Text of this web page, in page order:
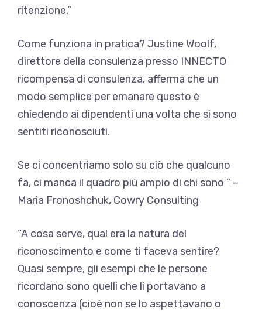
ritenzione.”
Come funziona in pratica? Justine Woolf,
direttore della consulenza presso INNECTO
ricompensa di consulenza, afferma che un
modo semplice per emanare questo è
chiedendo ai dipendenti una volta che si sono
sentiti riconosciuti.
Se ci concentriamo solo su ciò che qualcuno
fa, ci manca il quadro più ampio di chi sono ” –
Maria Fronoshchuk, Cowry Consulting
“A cosa serve, qual era la natura del
riconoscimento e come ti faceva sentire?
Quasi sempre, gli esempi che le persone
ricordano sono quelli che li portavano a
conoscenza (cioè non se lo aspettavano o